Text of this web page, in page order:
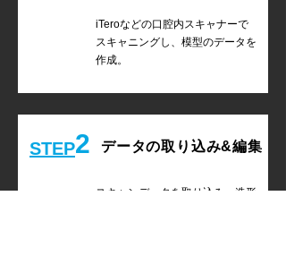
iTeroなどの口腔内スキャナーで
スキャニングし、模型のデータを
作成。
STEP2 データの取り込み&編集
スキャンデータを取り込み、造形